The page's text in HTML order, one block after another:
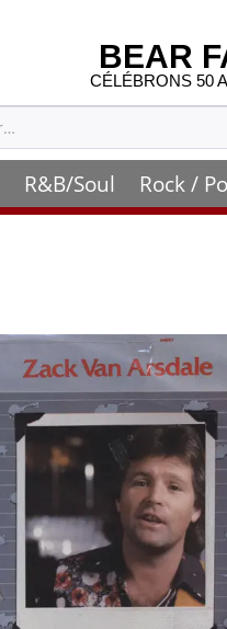
BEAR
CÉLÉBRONS 50
R&B/Soul Rock /